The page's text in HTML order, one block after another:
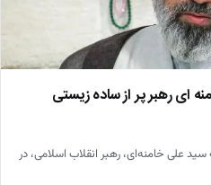
ای رهبر پر از ساده زیستی
علی خامنه‌ای، رهبر انقلاب اسلامی، در